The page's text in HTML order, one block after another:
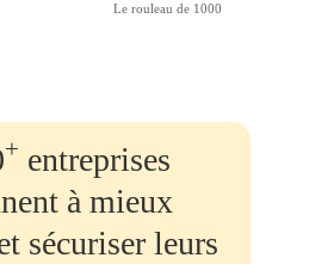
Le rouleau de 1000
+ entreprises
à mieux
sécuriser leurs